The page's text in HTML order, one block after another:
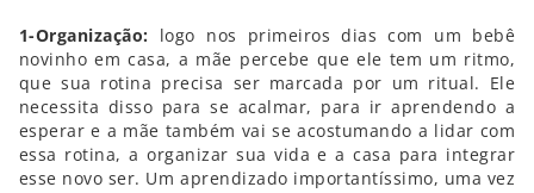
1-Organização: logo nos primeiros dias com um bebê
novinho em casa, a mãe percebe que ele tem um ritmo,
que sua rotina precisa ser marcada por um ritual. Ele
necessita disso para se acalmar, para ir aprendendo a
esperar e a mãe também vai se acostumando a lidar com
essa rotina, a organizar sua vida e a casa para integrar
esse novo ser. Um aprendizado importantíssimo, uma vez